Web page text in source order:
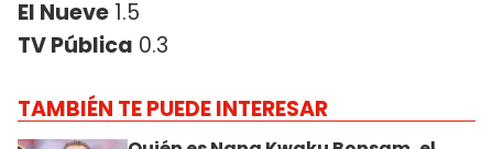
El Nueve 1.5
TV Pública 0.3
TAMBIÉN TE PUEDE INTERESAR